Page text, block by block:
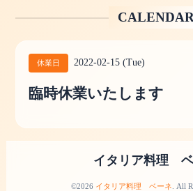
CALENDAR
休業日 2022-02-15 (Tue)
臨時休業いたします
イタリア料理
©2026 イタリア料理 ベーネ . All